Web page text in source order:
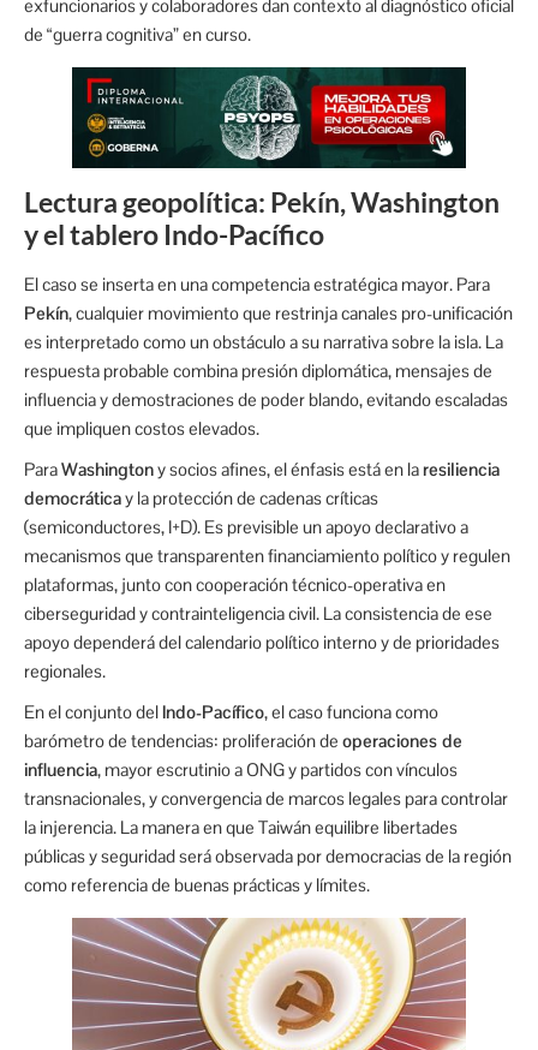
exfuncionarios y colaboradores dan contexto al diagnóstico oficial
de “guerra cognitiva” en curso.
Lectura geopolítica: Pekín, Washington
y el tablero Indo-Pacífico
El caso se inserta en una competencia estratégica mayor. Para
Pekín, cualquier movimiento que restrinja canales pro-unificación
es interpretado como un obstáculo a su narrativa sobre la isla. La
respuesta probable combina presión diplomática, mensajes de
influencia y demostraciones de poder blando, evitando escaladas
que impliquen costos elevados.
ParaWashingtony socios afines, el énfasis está en la resiliencia
democráticay la protección de cadenas críticas
(semiconductores, I+D). Es previsible un apoyo declarativo a
mecanismos que transparenten financiamiento político y regulen
plataformas, junto con cooperación técnico-operativa en
ciberseguridad y contrainteligencia civil. La consistencia de ese
apoyo dependerá del calendario político interno y de prioridades
regionales.
En el conjunto delIndo-Pacífico, el caso funciona como
barómetro de tendencias: proliferación de operaciones de
influencia, mayor escrutinio a ONG y partidos con vínculos
transnacionales, y convergencia de marcos legales para controlar
la injerencia. La manera en que Taiwán equilibre libertades
públicas y seguridad será observada por democracias de la región
como referencia de buenas prácticas y límites.